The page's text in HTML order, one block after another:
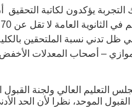
التعليم العالي ولجنة
نظرا لأن الحد الأدنى كان لا يقل عن 80